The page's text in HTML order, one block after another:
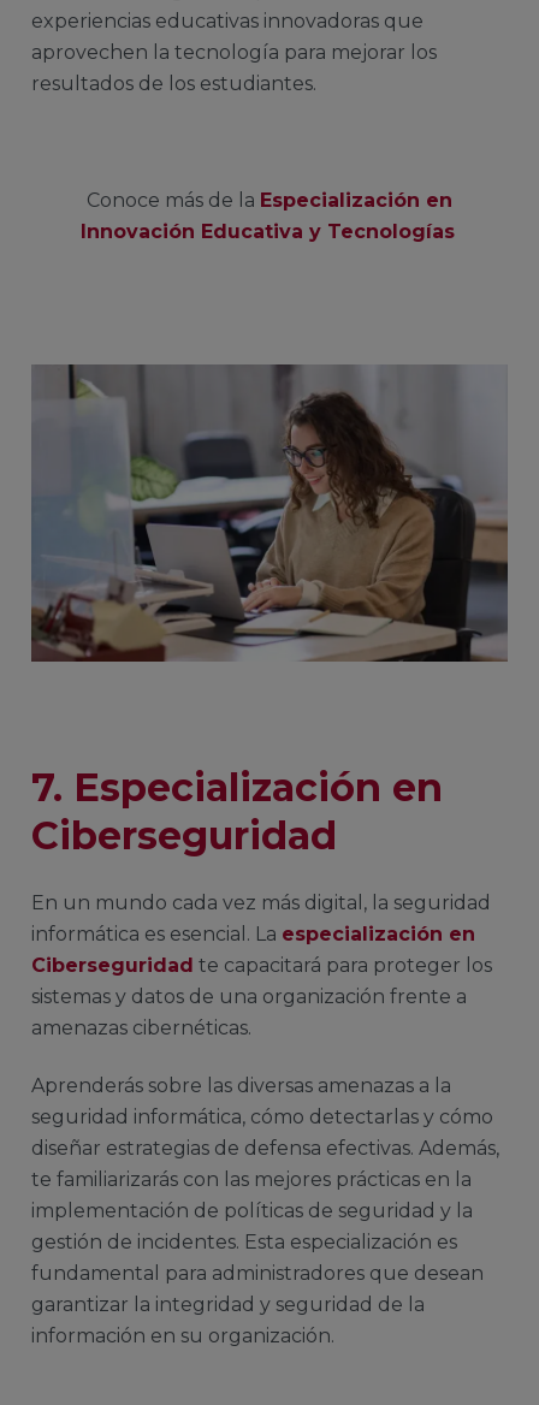
experiencias educativas innovadoras que
aprovechen la tecnología para mejorar los
resultados de los estudiantes.
Conoce más de la Especialización en
Innovación Educativa y Tecnologías
7. Especialización en
Ciberseguridad
En un mundo cada vez más digital, la seguridad
informática es esencial. La especialización en
Ciberseguridad te capacitará para proteger los
sistemas y datos de una organización frente a
amenazas cibernéticas.
Aprenderás sobre las diversas amenazas a la
seguridad informática, cómo detectarlas y cómo
diseñar estrategias de defensa efectivas. Además,
te familiarizarás con las mejores prácticas en la
implementación de políticas de seguridad y la
gestión de incidentes. Esta especialización es
fundamental para administradores que desean
garantizar la integridad y seguridad de la
información en su organización.